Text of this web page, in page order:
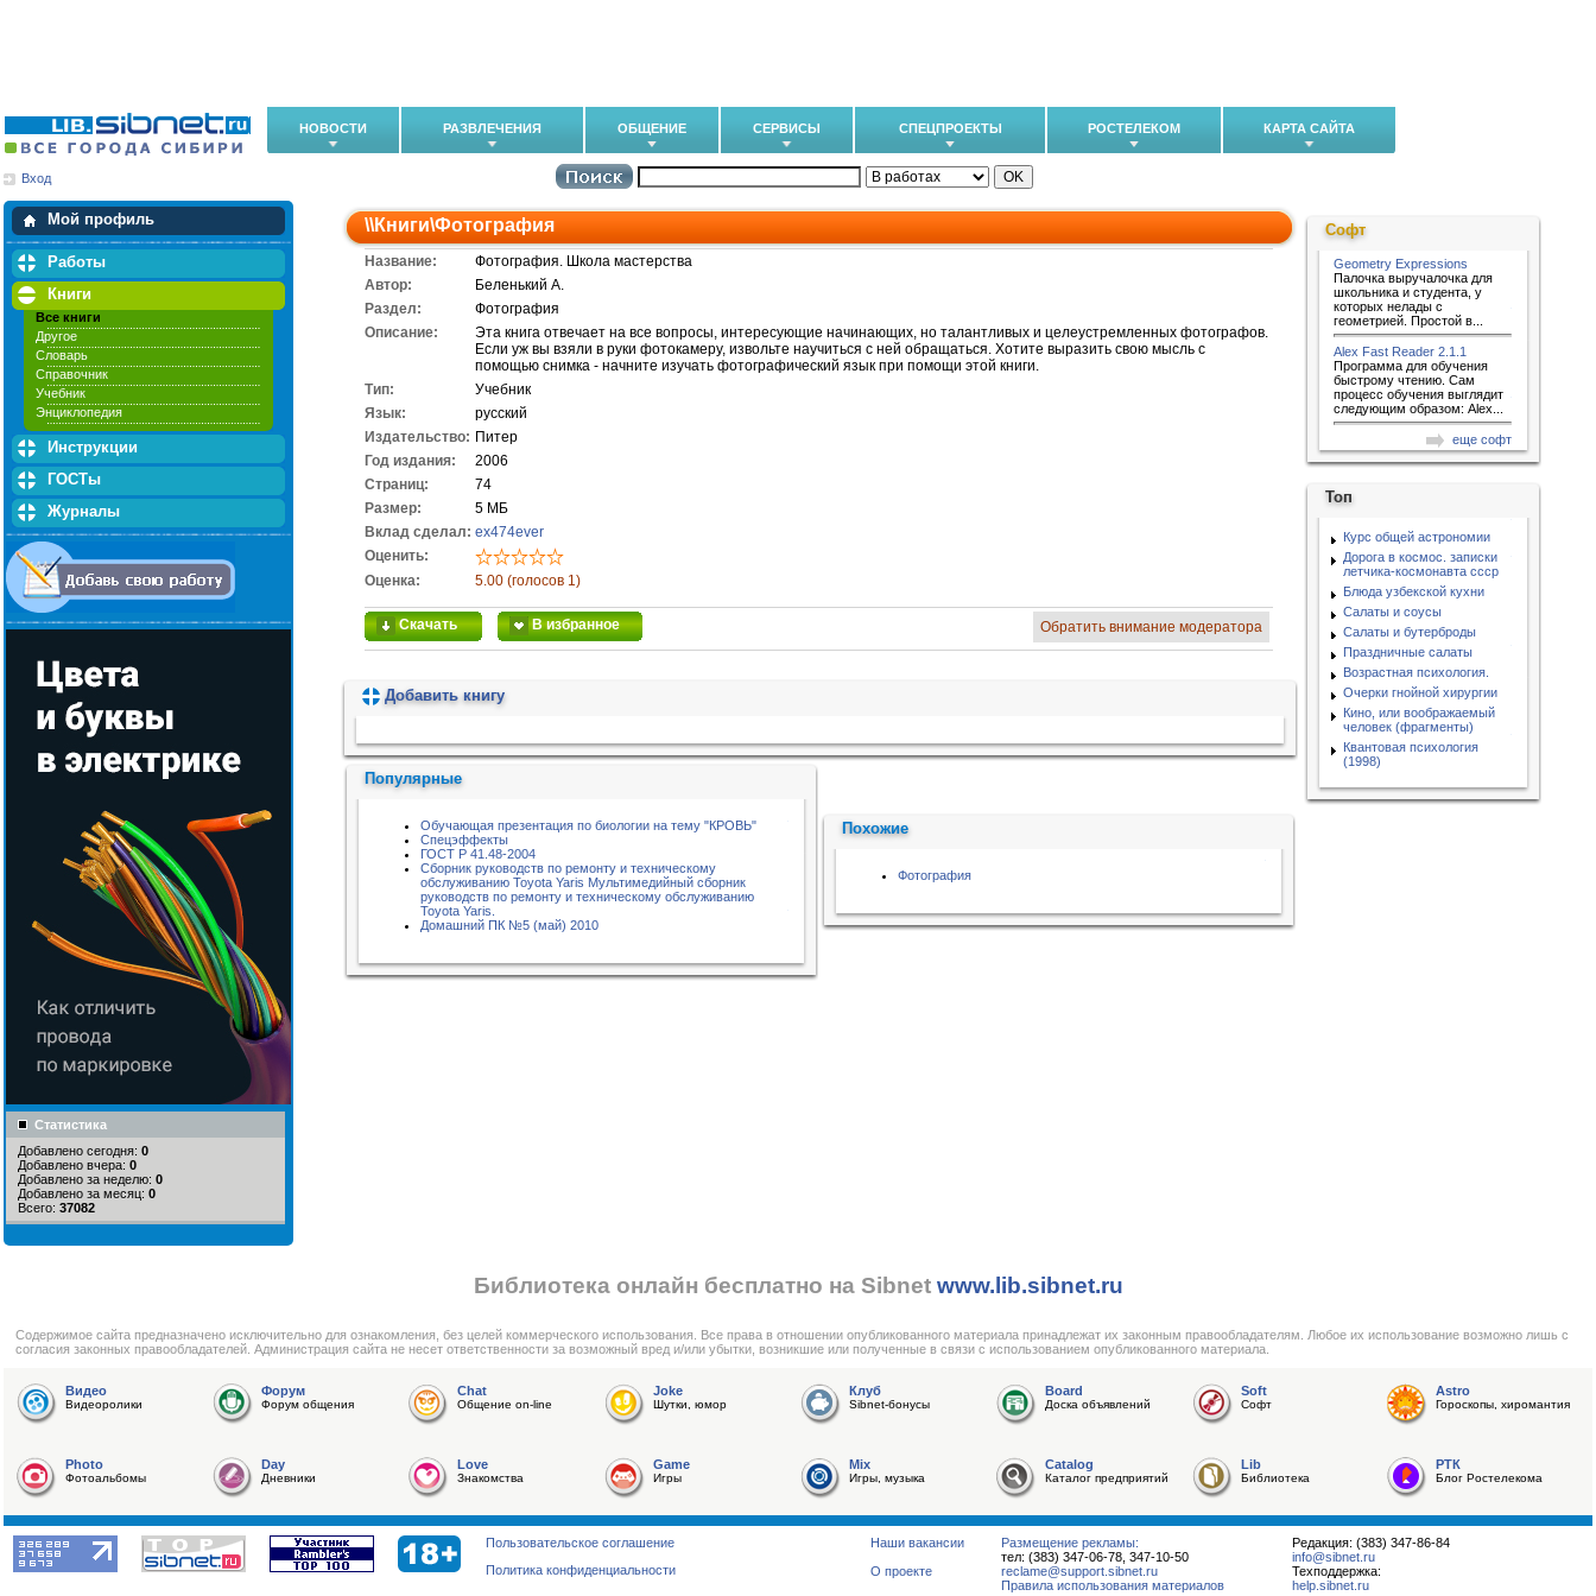
НОВОСТИ РАЗВЛЕЧЕНИЯ ОБЩЕНИЕ СЕРВИСЫ СПЕЦПРОЕКТЫ РОСТЕЛЕКОМ КАРТА САЙТА
Вход
Мой профиль
Мои закладки
Работы
Книги
Все книги
Другое
Словарь
Справочник
Учебник
Энциклопедия
Инструкции
ГОСТы
Журналы
Статистика
Добавлено сегодня: 0
Добавлено вчера: 0
Добавлено за неделю: 0
Добавлено за месяц: 0
Всего: 37082
\\Книги\Фотография
Название:
Фотография. Школа мастерства
Автор:
Беленький А.
Раздел:
Фотография
Описание:
Эта книга отвечает на все вопросы, интересующие начинающих, но талантливых и целеустремленных фотографов.
Если уж вы взяли в руки фотокамеру, извольте научиться с ней обращаться. Хотите выразить свою мысль с
помощью снимка - начните изучать фотографический язык при помощи этой книги.
Тип:
Учебник
Язык:
русский
Издательство: Питер
Год издания:
2006
Cтраниц:
74
Размер:
5 МБ
Вклад сделал: ex474ever
Оценить:
Оценка:
5.00 (голосов 1)
Скачать В избранное Обратить внимание модератора
Добавить книгу
Популярные
Обучающая презентация по биологии на тему "КРОВЬ"
Спецэффекты
ГОСТ Р 41.48-2004
Сборник руководств по ремонту и техническому
обслуживанию Toyota Yaris Мультимедийный сборник
руководств по ремонту и техническому обслуживанию
Toyota Yaris.
Домашний ПК №5 (май) 2010
Похожие
Фотография
Софт
Geometry Expressions
Палочка выручалочка для
школьника и студента, у
которых нелады с
геометрией. Простой в...
Alex Fast Reader 2.1.1
Программа для обучения
быстрому чтению. Сам
процесс обучения выглядит
следующим образом: Alex...
еще софт
Топ
Курс общей астрономии
Дорога в космос. записки
летчика-космонавта ссср
Блюда узбекской кухни
Салаты и соусы
Салаты и бутерброды
Праздничные салаты
Возрастная психология.
Очерки гнойной хирургии
Кино, или воображаемый
человек (фрагменты)
Квантовая психология
(1998)
Библиотека онлайн бесплатно на Sibnet www.lib.sibnet.ru
Cодержимое сайта предназначено исключительно для ознакомления, без целей коммерческого использования. Все права в отношении опубликованного материала принадлежат их законным правообладателям. Любое их использование возможно лишь с
согласия законных правообладателей. Администрация сайта не несет ответственности за возможный вред и/или убытки, возникшие или полученные в связи с использованием опубликованного материала.
Видео
Видеоролики
Форум
Форум общения
Chat
Общение on-line
Joke
Шутки, юмор
Клуб
Sibnet-бонусы
Board
Доска объявлений
Soft
Софт
Astro
Гороскопы, хиромантия
Photo
Фотоальбомы
Day
Дневники
Love
Знакомства
Game
Игры
Mix
Игры, музыка
Catalog
Каталог предприятий
Lib
Библиотека
РТК
Блог Ростелекома
Редакция: (383) 347-86-84
info@sibnet.ru
Техподдержка:
help.sibnet.ru
Размещение рекламы:
тел: (383) 347-06-78, 347-10-50
reclame@support.sibnet.ru
Правила использования материалов
Наши вакансии
О проекте
Пользовательское соглашение
Политика конфиденциальности